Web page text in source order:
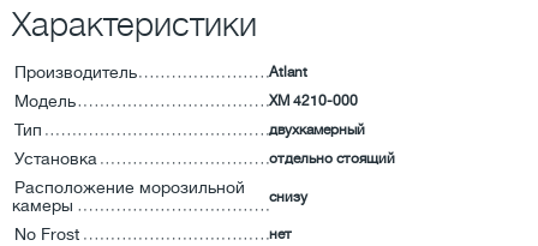
Характеристики
Производитель Atlant
Модель XM 4210-000
Тип двухкамерный
Установка отдельно стоящий
Расположение морозильной
камеры
снизу
No Frost нет